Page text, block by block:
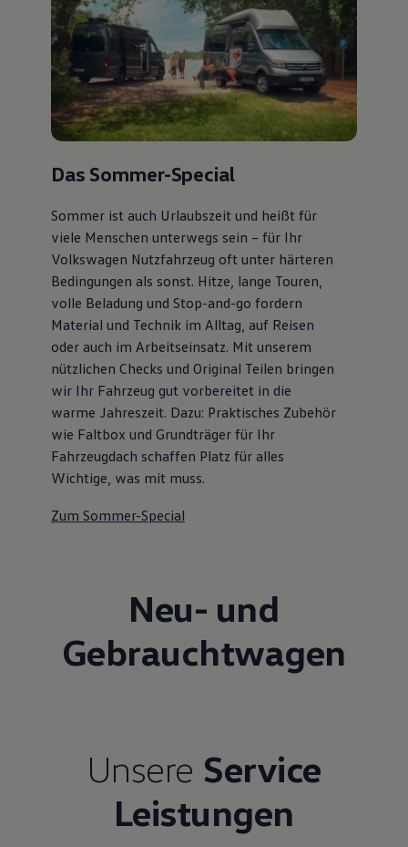
Das Sommer-Special
Sommer ist auch Urlaubszeit und heißt für
viele Menschen unterwegs sein – für Ihr
Volkswagen Nutzfahrzeug oft unter härteren
Bedingungen als sonst. Hitze, lange Touren,
volle Beladung und Stop-and-go fordern
Material und Technik im Alltag, auf Reisen
oder auch im Arbeitseinsatz. Mit unserem
nützlichen Checks und Original Teilen bringen
wir Ihr Fahrzeug gut vorbereitet in die
warme Jahreszeit. Dazu: Praktisches Zubehör
wie Faltbox und Grundträger für Ihr
Fahrzeugdach schaffen Platz für alles
Wichtige, was mit muss.
Zum Sommer-Special
Neu- und
Gebrauchtwagen
Unsere Service
Leistungen